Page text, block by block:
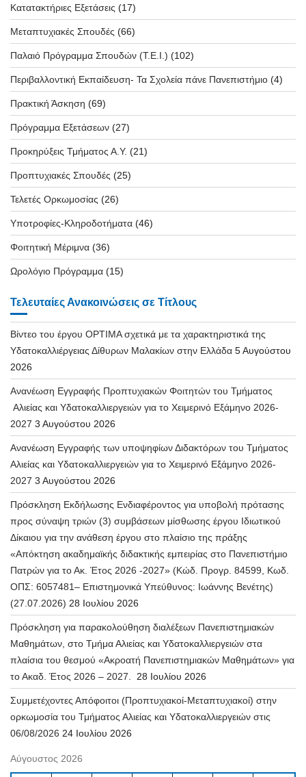
Κατατακτήριες Εξετάσεις (17)
Μεταπτυχιακές Σπουδές (66)
Παλαιό Πρόγραμμα Σπουδών (T.E.I.) (102)
Περιβαλλοντική Εκπαίδευση- Τα Σχολεία πάνε Πανεπιστήμιο (4)
Πρακτική Άσκηση (69)
Πρόγραμμα Εξετάσεων (27)
Προκηρύξεις Τμήματος Α.Υ. (21)
Προπτυχιακές Σπουδές (25)
Τελετές Ορκωμοσίας (26)
Υποτροφίες-Κληροδοτήματα (46)
Φοιτητική Μέριμνα (36)
Ωρολόγιο Πρόγραμμα (15)
Τελευταίες Ανακοινώσεις σε Τίτλους
Βίντεο του έργου OPTIMA σχετικά με τα χαρακτηριστικά της
Υδατοκαλλιέργειας Δίθυρων Μαλακίων στην Ελλάδα 5 Αυγούστου
2026
Ανανέωση Εγγραφής Προπτυχιακών Φοιτητών του Τμήματος
Αλιείας και Υδατοκαλλιεργειών για το Χειμερινό Εξάμηνο 2026-
2027 3 Αυγούστου 2026
Ανανέωση Εγγραφής των υποψηφίων Διδακτόρων του Τμήματος
Αλιείας και Υδατοκαλλιεργειών για το Χειμερινό Εξάμηνο 2026-
2027 3 Αυγούστου 2026
Πρόσκληση Εκδήλωσης Ενδιαφέροντος για υποβολή πρότασης
προς σύναψη τριών (3) συμβάσεων μίσθωσης έργου Ιδιωτικού
Δίκαιου για την ανάθεση έργου στο πλαίσιο της πράξης
«Απόκτηση ακαδημαϊκής διδακτικής εμπειρίας στο Πανεπιστήμιο
Πατρών για το Ακ. Έτος 2026 -2027» (Κώδ. Προγρ. 84599, Κωδ.
ΟΠΣ: 6057481– Επιστημονικά Υπεύθυνος: Ιωάννης Βενέτης)
(27.07.2026) 28 Ιουλίου 2026
Πρόσκληση για παρακολούθηση διαλέξεων Πανεπιστημιακών
Μαθημάτων, στο Τμήμα Αλιείας και Υδατοκαλλιεργειών στα
πλαίσια του θεσμού «Ακροατή Πανεπιστημιακών Μαθημάτων» για
το Ακαδ. Έτος 2026 – 2027.
28 Ιουλίου 2026
Συμμετέχοντες Απόφοιτοι (Προπτυχιακοί-Μεταπτυχιακοί) στην
ορκωμοσία του Τμήματος Αλιείας και Υδατοκαλλιεργειών στις
06/08/2026 24 Ιουλίου 2026
Αύγουστος 2026